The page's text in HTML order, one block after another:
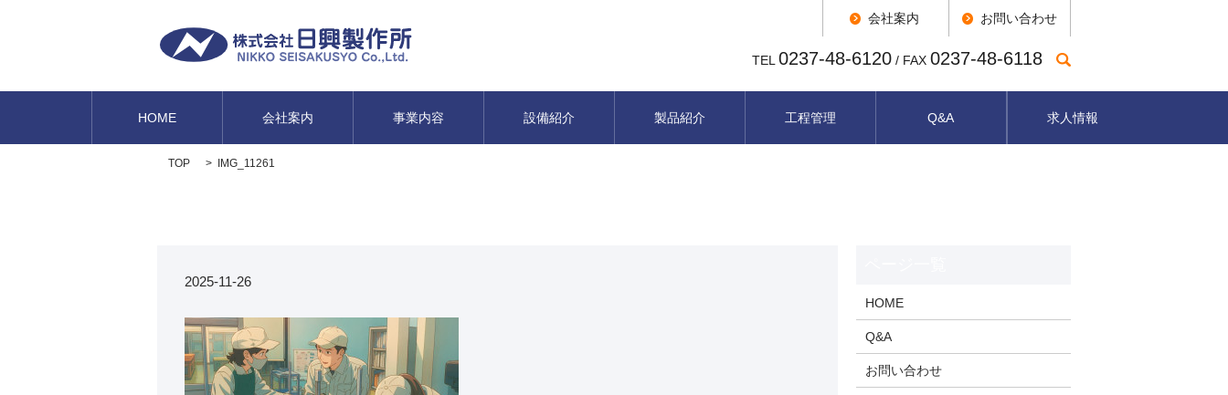
会社案内 お問い合わせ
TEL 0237-48-6120 / FAX 0237-48-6118
HOME 会社案内 事業内容 設備紹介 製品紹介 工程管理 Q&A 求人情報
TOP IMG_11261
2025-11-26
HOME
Q&A
お問い合わせ